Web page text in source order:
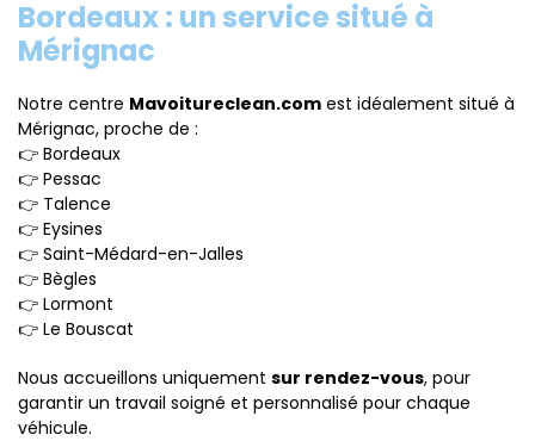
Bordeaux : un service situé à
Mérignac
Notre centre Mavoitureclean.com est idéalement situé à
Mérignac, proche de :
👉 Bordeaux
👉 Pessac
👉 Talence
👉 Eysines
👉 Saint-Médard-en-Jalles
👉 Bègles
👉 Lormont
👉 Le Bouscat
Nous accueillons uniquement sur rendez-vous, pour
garantir un travail soigné et personnalisé pour chaque
véhicule.